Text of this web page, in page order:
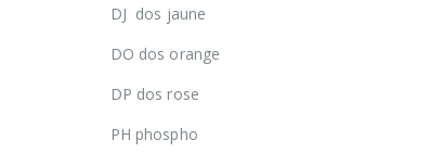
DJ dos jaune
DO dos orange
DP dos rose
PH phospho